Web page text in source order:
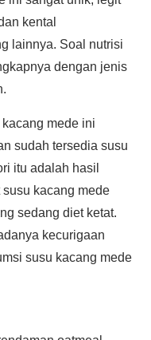
kental
lainnya. Soal nutrisi
dengan jenis
mede ini
sudah tersedia susu
itu adalah hasil
kacang mede
sedang diet ketat.
kecurigaan
susu kacang mede